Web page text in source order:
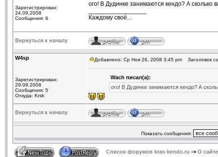
Зарегистрирован:
24.09.2008
Сообщения: 6
ого! В Дудинке занимаются кендо? А сколько
Каждому своё...
Вернуться к началу
W4sp
Зарегистрирован:
29.09.2008
Сообщения: 5
Откуда: Krsk
Добавлено: Ср Ноя 26, 2008 3:45 pm Заголовок
Wach писал(а):
ого! В Дудинке занимаются кендо? А
Вернуться к началу
Показать сообщения:
Список форумов kras-kendo.ru -> О сайте